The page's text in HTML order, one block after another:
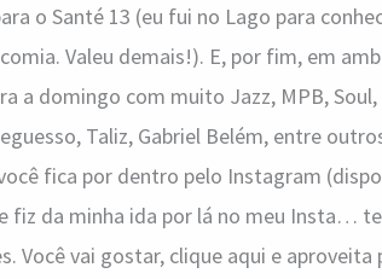
o Santé 13 (eu fui no Lago para
Valeu demais!). E, por fim, em
a domingo com muito Jazz, MPB,
Taliz, Gabriel Belém, entre
fica por dentro pelo Instagram
fiz da minha ida por lá no meu Insta…
Você vai gostar, clique aqui e